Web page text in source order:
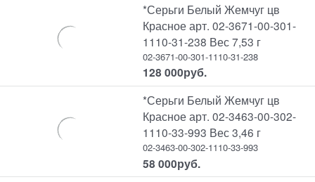
*Серьги Белый Жемчуг цв
Красное арт. 02-3671-00-301-
1110-31-238 Вес 7,53 г
02-3671-00-301-1110-31-238
128 000руб.
*Серьги Белый Жемчуг цв
Красное арт. 02-3463-00-302-
1110-33-993 Вес 3,46 г
02-3463-00-302-1110-33-993
58 000руб.